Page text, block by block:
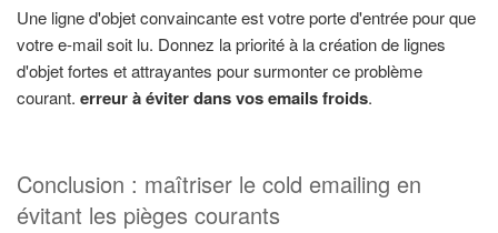
Une ligne d'objet convaincante est votre porte d'entrée pour que
votre e-mail soit lu. Donnez la priorité à la création de lignes
d'objet fortes et attrayantes pour surmonter ce problème
courant. erreur à éviter dans vos emails froids.
Conclusion : maîtriser le cold emailing en
évitant les pièges courants